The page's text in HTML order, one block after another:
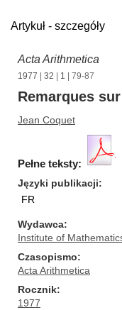
Artykuł - szczegóły
Acta Arithmetica
1977 32 1 | 79-87
Remarques
Jean Coquet
Pełne teksty:
Języki publikacji
FR
Wydawca
Institute of
Czasopismo
Acta Arithmetica
Rocznik
1977